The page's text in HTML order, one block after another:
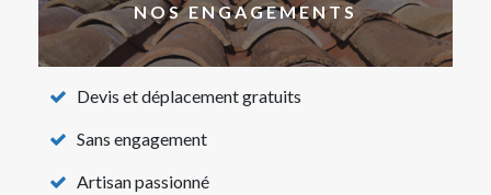
NOS ENGAGEMENTS
Devis et déplacement gratuits
Sans engagement
Artisan passionné